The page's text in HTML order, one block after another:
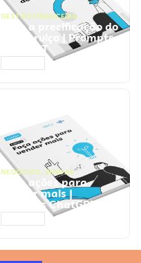
GESTÃO FINANCEIRA
Faça a precificação do
seu serviço | Prompts
ChatGPT
NEGÓCIOS, VENDAS
Faça ações para
vender mais |
Prompts ChatGPT